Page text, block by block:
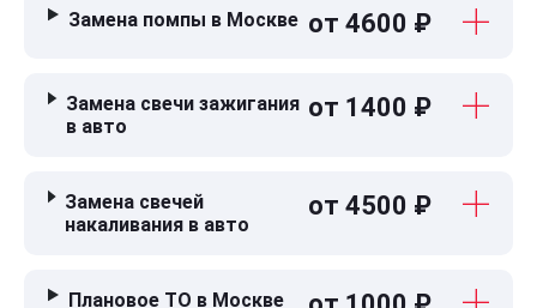
Замена помпы в Москве от 4600 ₽
Замена свечи зажигания
в авто
от 1400 ₽
Замена свечей
накаливания в авто
от 4500 ₽
Плановое ТО в Москве